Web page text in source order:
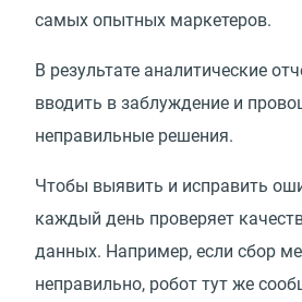
самых опытных маркетеров.
В результате аналитические
вводить в заблуждение и
неправильные решения.
Чтобы выявить и исправить
каждый день проверяет
данных. Например, если сбор
неправильно, робот тут же